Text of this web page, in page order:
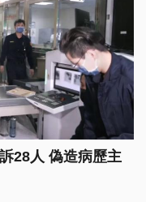
28人 偽造病歷主